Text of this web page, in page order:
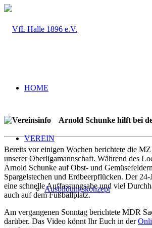
HOME
VEREIN
Ausbildungskonzept
Arnold Schunke hilft bei
Bereits vor einigen Wochen berichtete die
unserer Oberligamannschaft. Während des
Arnold Schunke auf Obst- und
Spargelstechen und Erdbeerpflücken. Der 24-
eine schnelle Auffassungsabe und viel
auch auf dem Fußballplatz.
Am vergangenen Sonntag berichtete MDR
darüber. Das Video könnt Ihr Euch in der